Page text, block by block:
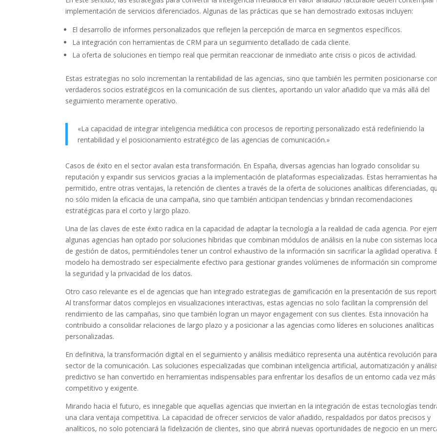
implementación de servicios diferenciados. Algunas de las prácticas que se han demostrado exitosas incluyen:
El desarrollo de informes personalizados que reflejen la percepción de marca en segmentos específicos.
La integración con herramientas de CRM para un seguimiento detallado de cada cliente.
La oferta de soluciones en tiempo real que permitan reaccionar de inmediato ante crisis o picos de actividad.
Estas estrategias no solo incrementan la rentabilidad de las agencias, sino que también les permiten posicionarse
verdaderos socios estratégicos en la comunicación de sus clientes, aportando un valor añadido que va más allá del
seguimiento meramente operativo.
«La capacidad de integrar inteligencia mediática con procesos de reporting personalizado está redefiniendo la
rentabilidad y el posicionamiento estratégico de las agencias de comunicación.»
Casos de éxito en el sector avalan esta transformación. En España, diversas agencias han logrado consolidar su
reputación y expandir sus servicios gracias a la implementación de plataformas especializadas. Estas herramientas
permitido, entre otras ventajas, la retención de clientes a través de la oferta de soluciones analíticas diferenciadas,
no sólo miden la eficacia de una campaña, sino que también anticipan tendencias y brindan recomendaciones
estratégicas para el corto y largo plazo.
Una de las claves de este éxito radica en la capacidad de adaptar la tecnología a la realidad de cada agencia. Por
algunas agencias han optado por soluciones híbridas que combinan módulos de análisis en la nube con sistemas
de gestión de datos, permitiéndoles tener un control exhaustivo de la información sin sacrificar la agilidad operativa.
modelo ha demostrado ser especialmente efectivo para gestionar grandes volúmenes de información sin
la seguridad y la privacidad de los datos.
Otro caso relevante es el de agencias que han integrado estrategias de gamificación en la presentación de sus
Al transformar datos complejos en visualizaciones interactivas, estas agencias no solo facilitan la comprensión del
rendimiento de las campañas, sino que también logran un mayor engagement con sus clientes. Esta innovación ha
contribuido a consolidar relaciones de largo plazo y a posicionar a las agencias como líderes en soluciones analíticas
personalizadas.
En definitiva, la transformación digital en el seguimiento y análisis mediático representa una auténtica revolución
sector de la comunicación. Las soluciones especializadas que combinan inteligencia artificial, automatización y
predictivo se han convertido en herramientas indispensables para enfrentar los desafíos de un entorno cada vez más
competitivo y exigente.
Mirando hacia el futuro, es innegable que aquellas agencias que inviertan en la integración de estas tecnologías
una clara ventaja competitiva. La capacidad de ofrecer servicios de valor añadido, respaldados por datos precisos y
analíticos, no solo potenciará la fidelización de clientes, sino que abrirá nuevas oportunidades de negocio en un